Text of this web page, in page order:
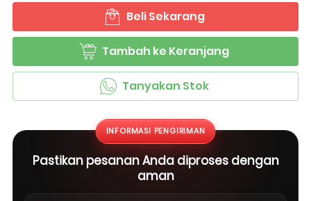
` Beli Sekarang
` Tambah ke Keranjang
` Tanyakan Stok
INFORMASI PENGIRIMAN
Pastikan pesanan Anda diproses dengan
aman